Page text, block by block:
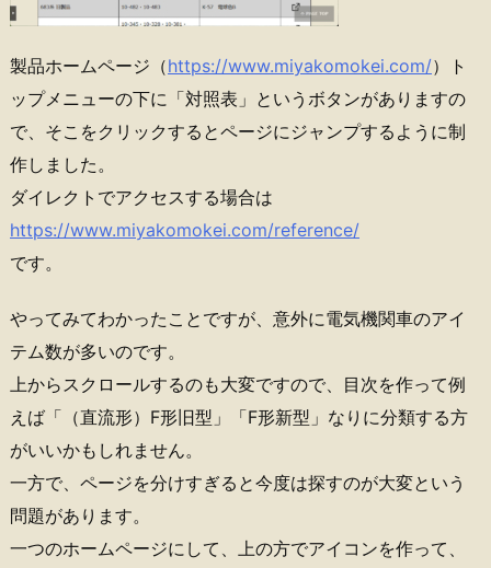
製品ホームページ（https://www.miyakomokei.com/）ト
ップメニューの下に「対照表」というボタンがありますの
で、そこをクリックするとページにジャンプするように制
作しました。
ダイレクトでアクセスする場合は
https://www.miyakomokei.com/reference/
です。
やってみてわかったことですが、意外に電気機関車のアイ
テム数が多いのです。
上からスクロールするのも大変ですので、目次を作って例
えば「（直流形）F形旧型」「F形新型」なりに分類する方
がいいかもしれません。
一方で、ページを分けすぎると今度は探すのが大変という
問題があります。
一つのホームページにして、上の方でアイコンを作って、